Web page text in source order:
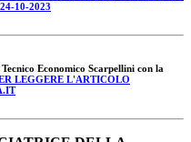
10-2023
Economico Scarpellini con la
LEGGERE L'ARTICOLO